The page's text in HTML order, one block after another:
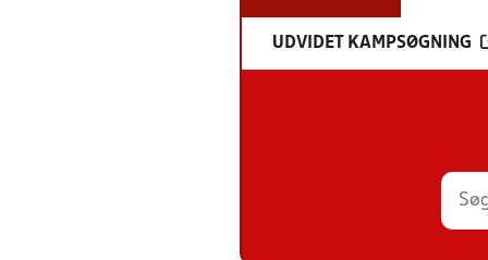
UDVIDET KAMPSØGNING